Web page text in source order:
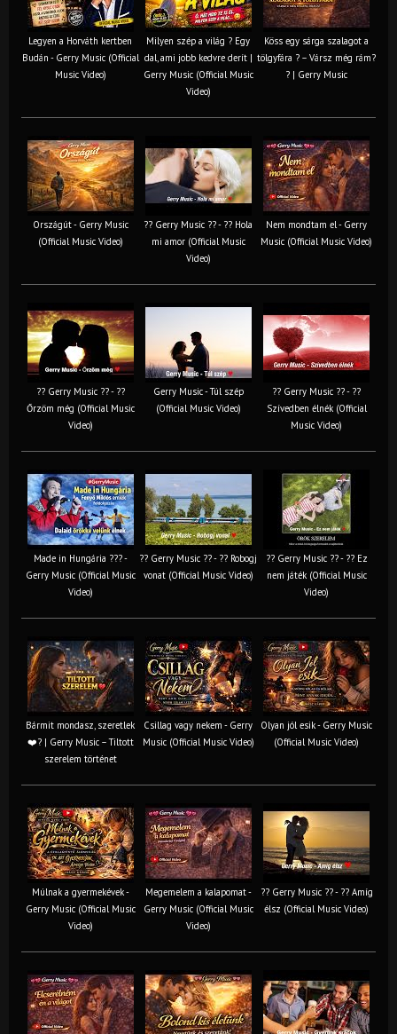
Legyen a Horváth kertben
Budán - Gerry Music (Official
Music Video)
Milyen szép a világ ? Egy
dal, ami jobb kedvre derít |
Gerry Music (Official Music
Video)
Köss egy sárga szalagot a
tölgyfára ?️ – Vársz még rám?
? | Gerry Music
Országút - Gerry Music
(Official Music Video)
?? Gerry Music ?? - ?? Hola
mi amor (Official Music
Video)
Nem mondtam el - Gerry
Music (Official Music Video)
?? Gerry Music ?? - ??
Őrzöm még (Official Music
Video)
Gerry Music - Túl szép
(Official Music Video)
?? Gerry Music ?? - ??
Szívedben élnék (Official
Music Video)
Made in Hungária ??? -
Gerry Music (Official Music
Video)
?? Gerry Music ?? - ?? Robogj
vonat (Official Music Video)
?? Gerry Music ?? - ?? Ez
nem játék (Official Music
Video)
Bármit mondasz, szeretlek
❤️‍? | Gerry Music – Tiltott
szerelem történet
Csillag vagy nekem - Gerry
Music (Official Music Video)
Olyan jól esik - Gerry Music
(Official Music Video)
Múlnak a gyermekévek -
Gerry Music (Official Music
Video)
Megemelem a kalapomat -
Gerry Music (Official Music
Video)
?? Gerry Music ?? - ?? Amíg
élsz (Official Music Video)